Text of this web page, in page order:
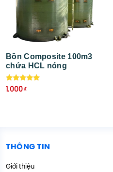
Bồn Composite 100m3
chứa HCL nóng
Được xếp
hạng
1.000₫
THÔNG TIN
Giới thiệu